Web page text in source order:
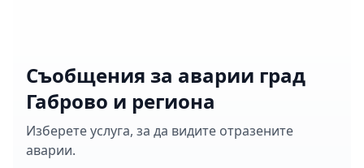
Съобщения за аварии град
Габрово и региона
Изберете услуга, за да видите отразените
аварии.